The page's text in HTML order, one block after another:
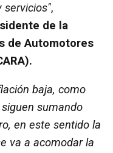
servicios",
de la
de Automotores
baja, como
sumando
en este sentido la
va a acomodar la